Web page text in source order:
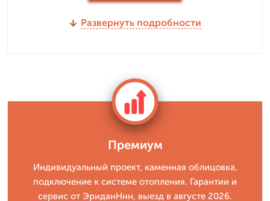
Развернуть подробности
Премиум
Индивидуальный проект, каменная облицовка,
подключение к системе отопления. Гарантии и
сервис от ЭриданНнн, выезд в августе 2026.